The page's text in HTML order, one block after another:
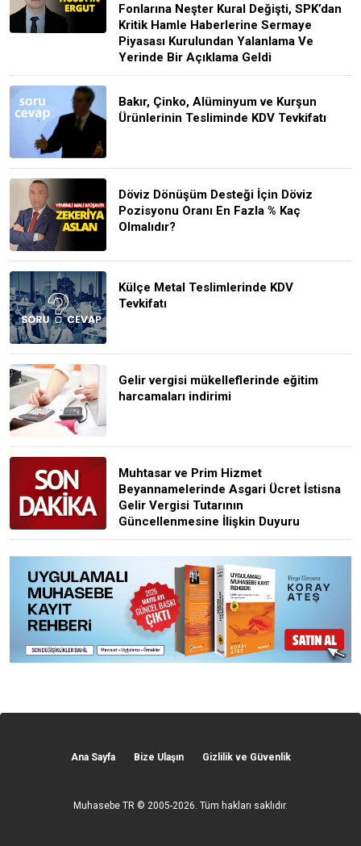
Fonlarına Neşter Kural Değişti, SPK’dan
Kritik Hamle Haberlerine Sermaye
Piyasası Kurulundan Yalanlama Ve
Yerinde Bir Açıklama Geldi
Bakır, Çinko, Alüminyum ve Kurşun
Ürünlerinin Tesliminde KDV Tevkifatı
Döviz Dönüşüm Desteği İçin Döviz
Pozisyonu Oranı En Fazla % Kaç
Olmalıdır?
Külçe Metal Teslimlerinde KDV
Tevkifatı
Gelir vergisi mükelleflerinde eğitim
harcamaları indirimi
Muhtasar ve Prim Hizmet
Beyannamelerinde Asgari Ücret İstisna
Gelir Vergisi Tutarının
Güncellenmesine İlişkin Duyuru
Ana Sayfa Bize Ulaşın Gizlilik ve Güvenlik
Muhasebe TR © 2005-2026. Tüm hakları saklıdır.